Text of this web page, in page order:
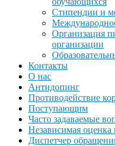
Стипендии и
Организация
организации
Контакты
О нас
Антидопинг
Противодействие
Поступающим
Часто задаваемые
Независимая оценка
Диспетчер